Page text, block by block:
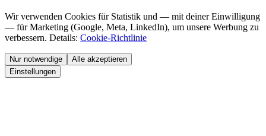
Wir verwenden Cookies für Statistik und — mit deiner Einwilligung
— für Marketing (Google, Meta, LinkedIn), um unsere Werbung zu
verbessern. Details: Cookie-Richtlinie
Nur notwendige
Alle akzeptieren
Einstellungen